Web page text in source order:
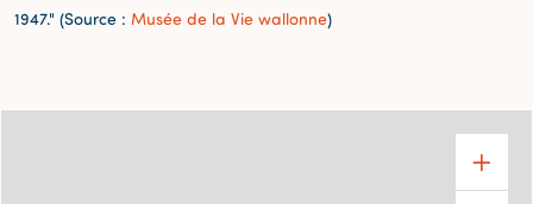
1947." (Source : Musée de la Vie wallonne)